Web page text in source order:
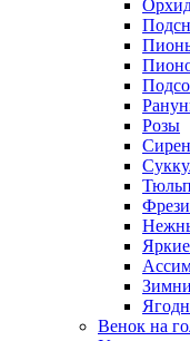
Розы
Венок на